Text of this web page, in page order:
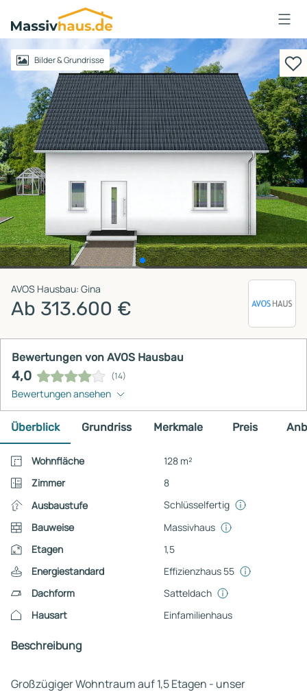
Massivhaus
Logo
AnmeldenBilder & Grundrisse
AVOS Hausbau: Gina
Ab 313.600 €
Bewertungen von AVOS Hausbau
4,0 (14)
Bewertungen ansehen
Überblick Grundriss Merkmale Preis
Wohnfläche
128 m²
Zimmer
8
Ausbaustufe
Schlüsselfertig
Bauweise
Massivhaus
Etagen
1,5
Energiestandard
Effizienzhaus 55
Dachform
Satteldach
Hausart
Einfamilienhaus
Beschreibung
Großzügiger Wohntraum auf 1,5 Etagen - unser